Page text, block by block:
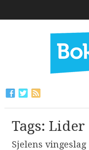
Tags: Lider
Sjelens vingeslag